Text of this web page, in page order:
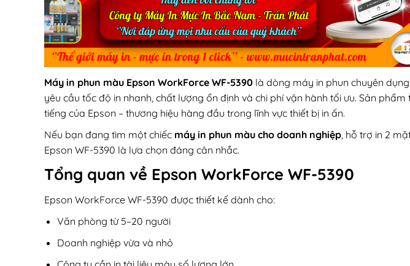
Máy in phun màu Epson WorkForce WF-5390 là dòng máy in phun chuyên
yêu cầu tốc độ in nhanh, chất lượng ổn định và chi phí vận hành tối ưu. Sản
tiếng của Epson – thương hiệu hàng đầu trong lĩnh vực thiết bị in ấn.
Nếu bạn đang tìm một chiếc máy in phun màu cho doanh nghiệp, hỗ trợ in 2
Epson WF-5390 là lựa chọn đáng cân nhắc.
Tổng quan về Epson WorkForce WF-5390
Epson WorkForce WF-5390 được thiết kế dành cho:
Văn phòng từ 5–20 người
Doanh nghiệp vừa và nhỏ